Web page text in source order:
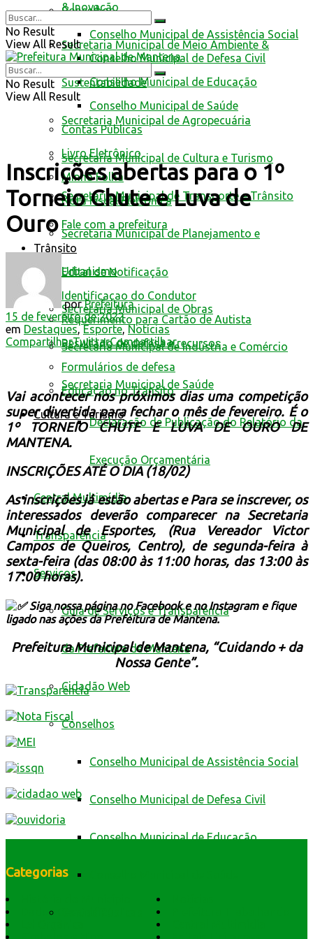
Conselhos
Conselho Municipal de Assistência Social
Conselho Municipal de Defesa Civil
Conselho Municipal de Educação
Conselho Municipal de Saúde
Contas Públicas
Livro Eletrônico
Minha Folha
Nota Fiscal Eletrônica
Fale com a prefeitura
Trânsito
Edital de Notificação
Identificacao do Condutor
Requerimento para Cartão de Autista
Resultado de defesa e recursos
Formulários de defesa
Educação no Trânsito
Cultura e Turismo
& Inovação
Secretaria Municipal de Meio Ambiente &
Sustentabilidade
Secretaria Municipal de Agropecuária
Secretaria Municipal de Cultura e Turismo
Secretaria Municipal de Transporte e Trânsito
Secretaria Municipal de Planejamento e
Urbanismo
Secretaria Municipal de Obras
Secretaria Municipal de Indústria e Comércio
Secretaria Municipal de Saúde
Declaração de Publicação do Relatório da
Execução Orçamentária
Central Multimídia
Transparência
Serviços
Guia de Serviços e Transparência
da Prefeitura de Mantena
Cidadão Web
Conselhos
Conselho Municipal de Assistência Social
Conselho Municipal de Defesa Civil
Conselho Municipal de Educação
No Result
View All Result
No Result
View All Result
Inscrições abertas para o 1º
Torneio Chute e Luva de
Ouro
por Prefeitura
15 de fevereiro de 2022
em Destaques,Esporte,Notícias
CompartilharTwittarCompartilhar
Vai acontecer nos próximos dias uma competição
super divertida para fechar o mês de fevereiro. É o
1º TORNEIO CHUTE E LUVA DE OURO DE
MANTENA.
INSCRIÇÕES ATÉ O DIA (18/02)
As inscrições já estão abertas e Para se inscrever, os
interessados deverão comparecer na Secretaria
Municipal de Esportes, (Rua Vereador Victor
Campos de Queiros, Centro), de segunda-feira à
sexta-feira (das 08:00 às 11:00 horas, das 13:00 às
17:00 horas).
Siga nossa página no Facebook e no Instagram e fique
ligado nas ações da Prefeitura de Mantena.
Prefeitura Municipal de Mantena, “Cuidando + da
Nossa Gente”.
Categorias
Dados Geográficos